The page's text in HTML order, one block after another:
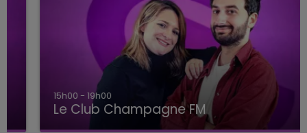
15h00 - 19h00
Le Club Champagne FM